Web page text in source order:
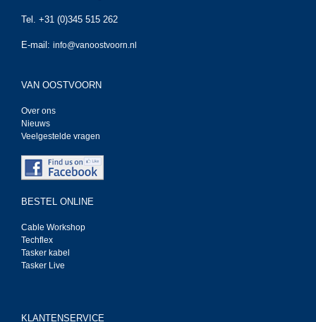
Tel. +31 (0)345 515 262
E-mail: info@vanoostvoorn.nl
VAN OOSTVOORN
Over ons
Nieuws
Veelgestelde vragen
BESTEL ONLINE
Cable Workshop
Techflex
Tasker kabel
Tasker Live
KLANTENSERVICE